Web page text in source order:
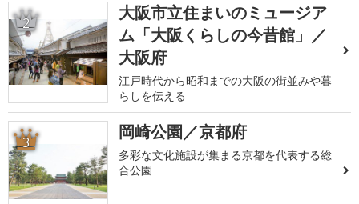
2
大阪市立住まいのミュージア
ム「大阪くらしの今昔館」／
大阪府
江戸時代から昭和までの大阪の街並みや暮
らしを伝える
3 岡崎公園／京都府
多彩な文化施設が集まる京都を代表する総
合公園